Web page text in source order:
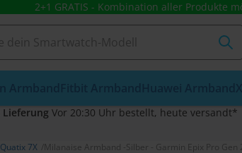
2+1 GRATIS - Kombination aller Produkte
Lieferung Vor 20:30 Uhr bestellt, heute versandt*
7X Milanaise Armband -Silber - Garmin Epix Pro